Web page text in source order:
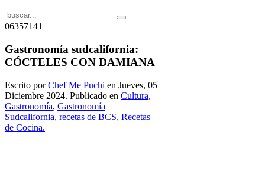
06357141
Gastronomía sudcalifornia:
CÓCTELES CON DAMIANA
Escrito porChef Me Puchi en Jueves, 05
Diciembre 2024. Publicado en Cultura,
Gastronomía, Gastronomía
Sudcalifornia, recetas de BCS, Recetas
de Cocina.